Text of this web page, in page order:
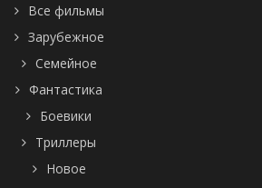
Все фильмы
Зарубежное
Семейное
Фантастика
Боевики
Триллеры
Новое